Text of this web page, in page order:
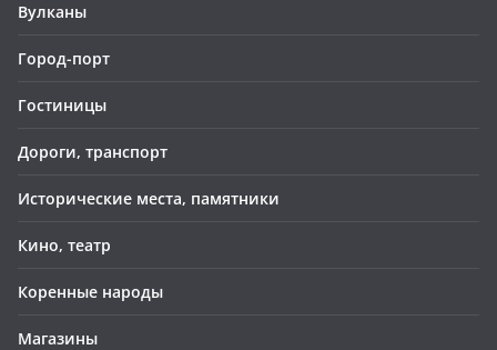
Вулканы
Город-порт
Гостиницы
Дороги, транспорт
Исторические места, памятники
Кино, театр
Коренные народы
Магазины